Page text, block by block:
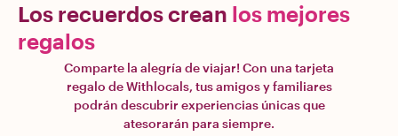
Los recuerdos crean los mejores
regalos
Comparte la alegría de viajar! Con una tarjeta
regalo de Withlocals, tus amigos y familiares
podrán descubrir experiencias únicas que
atesorarán para siempre.